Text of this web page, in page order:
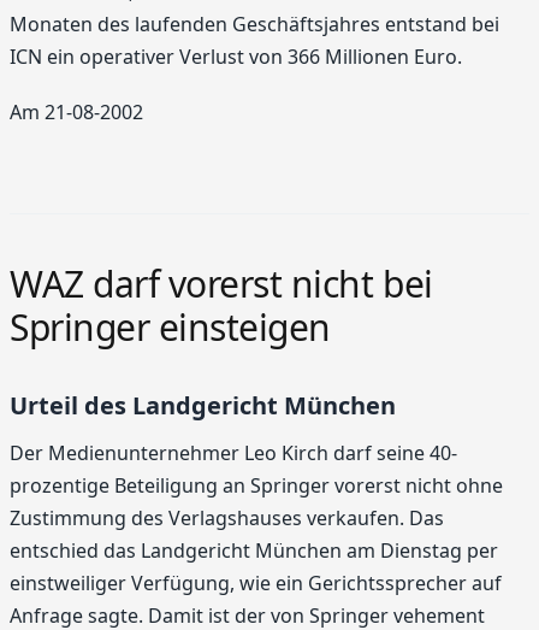
Monaten des laufenden Geschäftsjahres entstand bei
ICN ein operativer Verlust von 366 Millionen Euro.
Am 21-08-2002
WAZ darf vorerst nicht bei
Springer einsteigen
Urteil des Landgericht München
Der Medienunternehmer Leo Kirch darf seine 40-
prozentige Beteiligung an Springer vorerst nicht ohne
Zustimmung des Verlagshauses verkaufen. Das
entschied das Landgericht München am Dienstag per
einstweiliger Verfügung, wie ein Gerichtssprecher auf
Anfrage sagte. Damit ist der von Springer vehement